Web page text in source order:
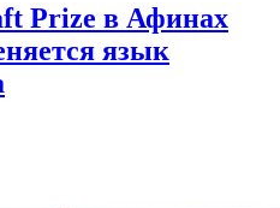
Prize в Афинах
язык